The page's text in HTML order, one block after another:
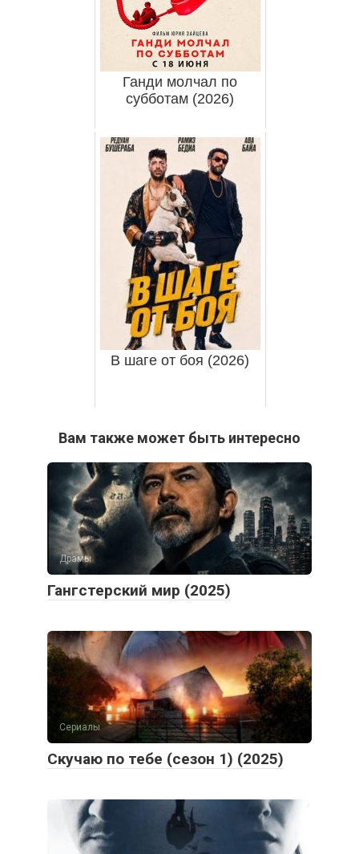
Ганди молчал по
субботам (2026)
В шаге от боя (2026)
Вам также может быть интересно
Драмы
Гангстерский мир (2025)
Сериалы
Скучаю по тебе (сезон 1) (2025)